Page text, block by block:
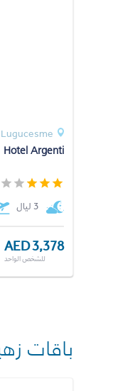
Hotel Argenti
3 ليال
AED 3,378
للشخص الواحد
باقات